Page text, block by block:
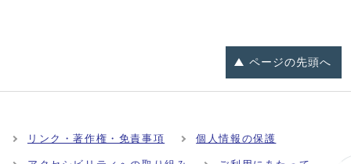
ページの先頭へ
リンク・著作権・免責事項 個人情報の保護